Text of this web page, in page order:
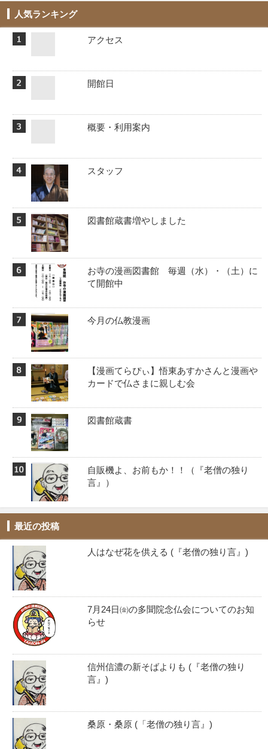
人気ランキング
アクセス
開館日
概要・利用案内
スタッフ
図書館蔵書増やしました
お寺の漫画図書館 毎週（水）・（土）に
て開館中
今月の仏教漫画
【漫画てらぴぃ】悟東あすかさんと漫画や
カードで仏さまに親しむ会
図書館蔵書
自販機よ、お前もか！！️（『老僧の独り
言』）
最近の投稿
人はなぜ花を供える (『老僧の独り言』)
7月24日㈮の多聞院念仏会についてのお知
らせ
信州信濃の新そばよりも (『老僧の独り
言』)
桑原・桑原 (「老僧の独り言』)